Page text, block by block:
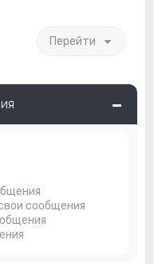
Перейти
сообщения